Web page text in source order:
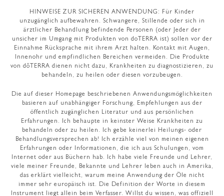
HINWEISE ZUR SICHEREN ANWENDUNG: Für Kinder
unzugänglich aufbewahren. Schwangere, Stillende oder sich in
ärztlicher Behandlung befindende Personen (oder Jeder der
unsicher im Umgang mit Produkten von doTERRA ist) sollen vor der
Einnahme Rücksprache mit ihrem Arzt halten. Kontakt mit Augen,
Innenohr und empfindlichen Bereichen vermeiden. Die Produkte
von dōTERRA dienen nicht dazu, Krankheiten zu diagnostizieren, zu
behandeln, zu heilen oder diesen vorzubeugen.
Die auf dieser Homepage beschriebenen Anwendungsmöglichkeiten
basieren auf unabhängiger Forschung, Empfehlungen aus der
öffentlich zugänglichen Literatur und aus persönlichen
Erfahrungen. Ich behaupte in keinster Weise Krankheiten zu
behandeln oder zu heilen. Ich gebe keinerlei Heilungs- oder
Behandlungsversprechen ab! Ich erzähle viel von meinen eigenen
Erfahrungen oder Informationen, die ich aus Schulungen, vom
Internet oder aus Büchern hab. Ich habe viele Freunde und Lehrer,
viele meiner Freunde, Bekannte und Lehrer leben auch in Amerika,
das erklärt vielleicht, warum meine Anwendung der Öle nicht
immer sehr europäisch ist. Die Definition der Worte in diesem
Instrument liegt allein beim Verfasser. Willst du wissen, was offiziell